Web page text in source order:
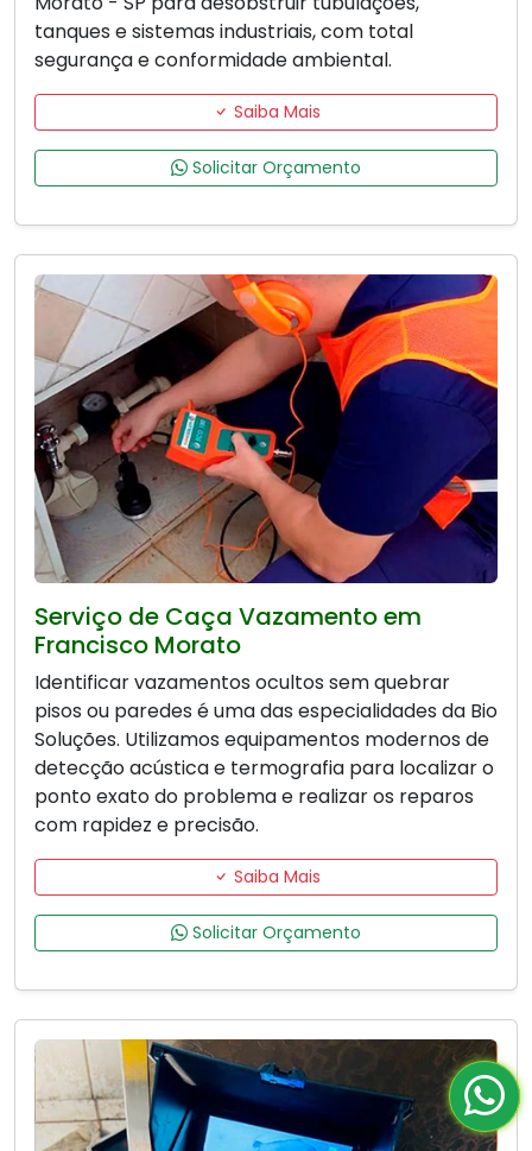
tanques e sistemas industriais, com total
segurança e conformidade ambiental.
Saiba Mais
Solicitar Orçamento
Serviço de Caça Vazamento em
Francisco Morato
Identificar vazamentos ocultos sem quebrar
pisos ou paredes é uma das especialidades da Bio
Soluções. Utilizamos equipamentos modernos de
detecção acústica e termografia para localizar o
ponto exato do problema e realizar os reparos
com rapidez e precisão.
Saiba Mais
Solicitar Orçamento